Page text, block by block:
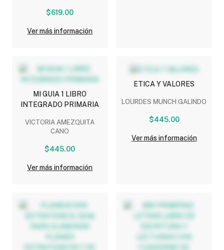
$619.00
Ver más información
MI GUIA 1 LIBRO
INTEGRADO PRIMARIA
VICTORIA AMEZQUITA
CANO
$445.00
Ver más información
ETICA Y VALORES
LOURDES MUNCH GALINDO
$445.00
Ver más información